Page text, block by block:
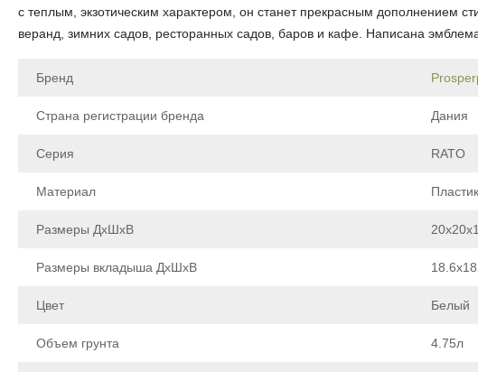
с теплым, экзотическим характером, он станет прекрасным дополнением
веранд, зимних садов, ресторанных садов, баров и кафе. Написана
Бренд
Страна регистрации бренда Дания
Серия RATO
Материал
Размеры ДхШхВ
Размеры вкладыша ДхШхВ
Цвет Белый
Объем грунта 4.75л